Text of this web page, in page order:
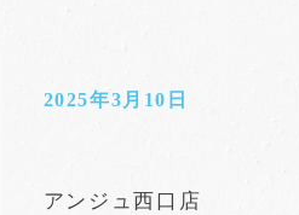
2025年3月10日
アンジュ西口店